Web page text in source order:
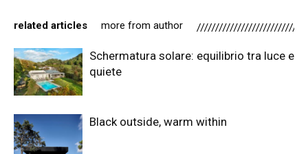
related articles more from author
Schermatura solare: equilibrio tra luce e
quiete
Black outside, warm within